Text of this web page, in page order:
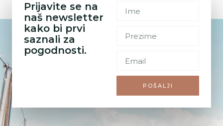
Prijavite se na
naš newsletter
kako bi prvi
saznali za
pogodnosti.
POŠALJI